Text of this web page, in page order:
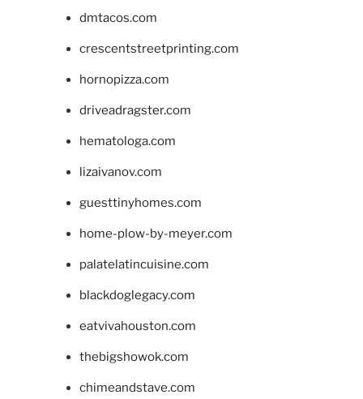
dmtacos.com
crescentstreetprinting.com
hornopizza.com
driveadragster.com
hematologa.com
lizaivanov.com
guesttinyhomes.com
home-plow-by-meyer.com
palatelatincuisine.com
blackdoglegacy.com
eatvivahouston.com
thebigshowok.com
chimeandstave.com